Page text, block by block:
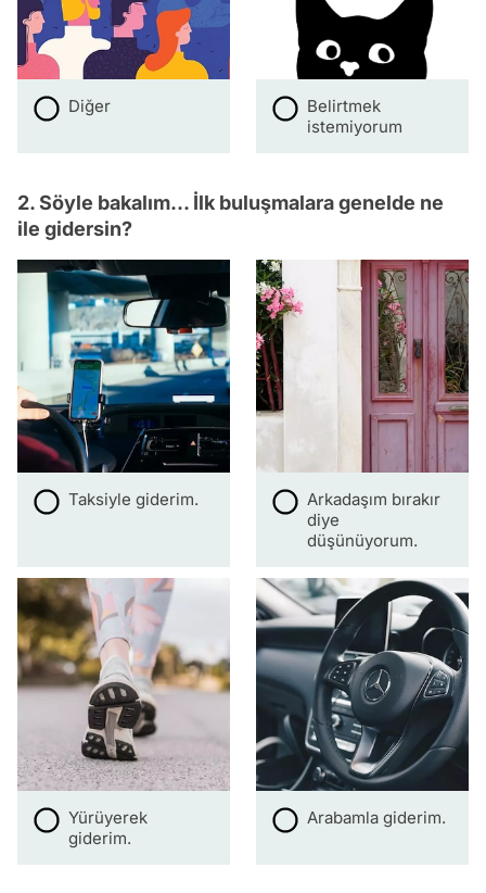
Diğer
Belirtmek
istemiyorum
2. Söyle bakalım... İlk buluşmalara genelde ne
ile gidersin?
Taksiyle giderim.
Arkadaşım bırakır
diye
düşünüyorum.
Yürüyerek
giderim.
Arabamla giderim.